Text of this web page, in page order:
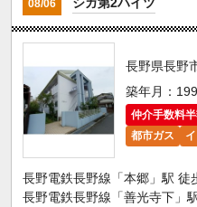
08/06
長野県長野
築年月：
仲介手数料
都市ガス
長野電鉄長野線「本郷」駅 徒
長野電鉄長野線「善光寺下」